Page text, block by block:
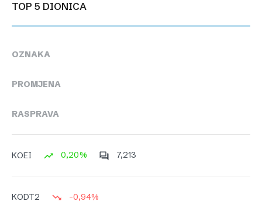
TOP 5 DIONICA
OZNAKA
PROMJENA
RASPRAVA
KOEI 0,20% 7,213
KODT2 -0,94%